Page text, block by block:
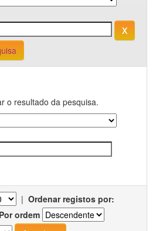
o resultado da pesquisa.
| Ordenar registos por:
Por ordem